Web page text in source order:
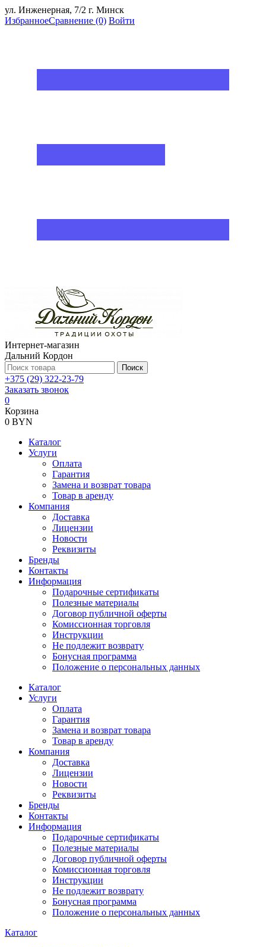
ул. Инженерная, 7/2 г. Минск
ИзбранноеСравнение (0) Войти
Интернет-магазин
Дальний Кордон
Поиск
+375 (29) 322-23-79
Заказать звонок
0
Корзина
0 BYN
Каталог
Услуги
Оплата
Гарантия
Замена и возврат товара
Товар в аренду
Компания
Доставка
Лицензии
Новости
Реквизиты
Бренды
Контакты
Информация
Подарочные сертификаты
Полезные материалы
Договор публичной оферты
Комиссионная торговля
Инструкции
Не подлежит возврату
Бонусная программа
Положение о персональных данных
Каталог
Услуги
Оплата
Гарантия
Замена и возврат товара
Товар в аренду
Компания
Доставка
Лицензии
Новости
Реквизиты
Бренды
Контакты
Информация
Подарочные сертификаты
Полезные материалы
Договор публичной оферты
Комиссионная торговля
Инструкции
Не подлежит возврату
Бонусная программа
Положение о персональных данных
Каталог